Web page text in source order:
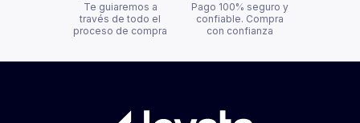
Te guiaremos a
través de todo el
proceso de compra
Pago 100% seguro y
confiable. Compra
con confianza